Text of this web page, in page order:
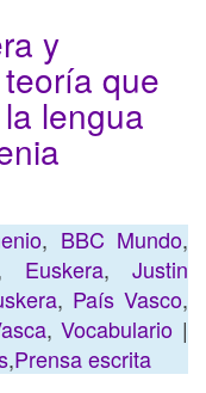
y
que
lengua
, BBC Mundo,
Euskera, Justin
, País Vasco,
,Vocabulario |
,Prensa escrita